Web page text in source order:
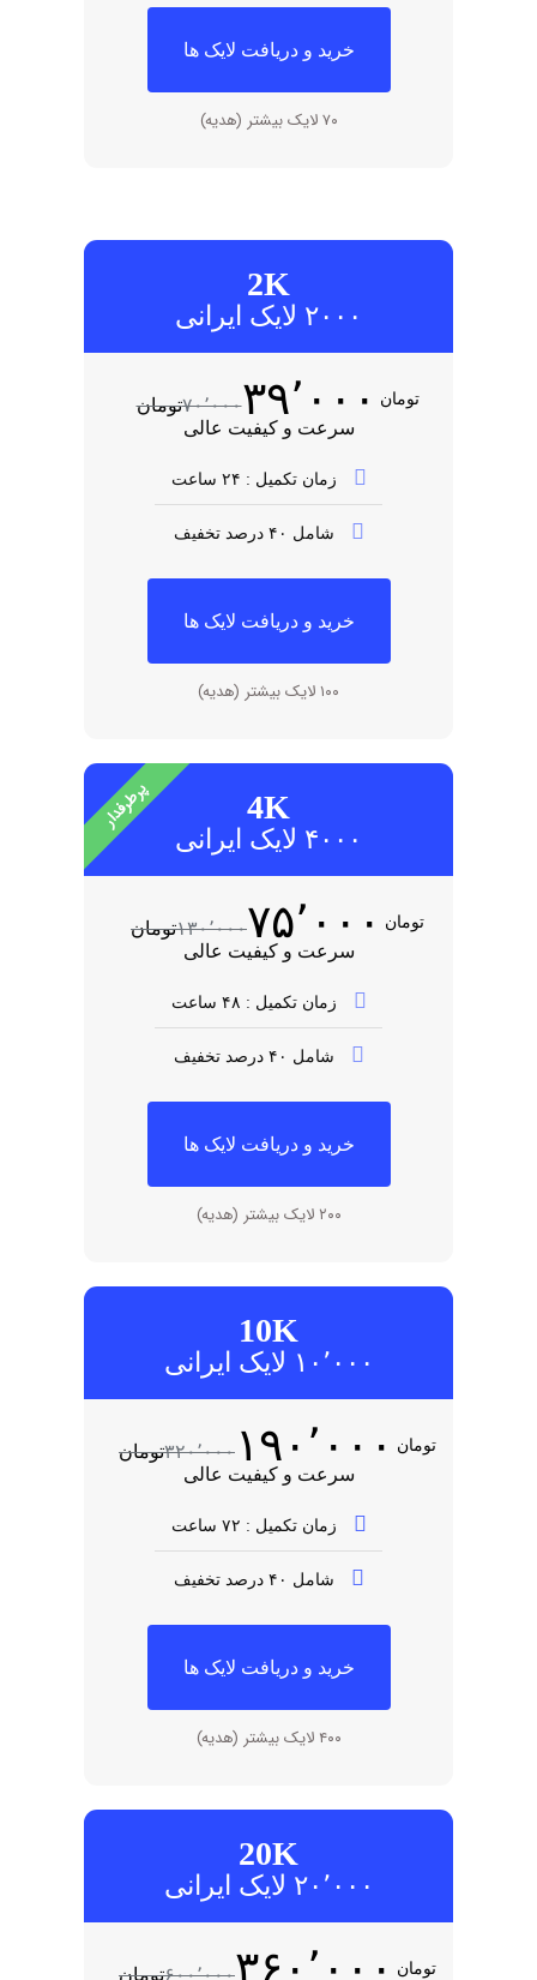
خرید و دریافت لایک ها
۷۰ لایک بیشتر (هدیه)
2K
۲۰۰۰ لایک ایرانی
۷۰٬۰۰۰تومان ۳۹٬۰۰۰ تومان
سرعت و کیفیت عالی
زمان تکمیل : ۲۴ ساعت
شامل ۴۰ درصد تخفیف
خرید و دریافت لایک ها
۱۰۰ لایک بیشتر (هدیه)​
4K
۴۰۰۰ لایک ایرانی
۱۳۰٬۰۰۰تومان ۷۵٬۰۰۰ تومان
سرعت و کیفیت عالی
زمان تکمیل : ۴۸ ساعت
شامل ۴۰ درصد تخفیف
خرید و دریافت لایک ها
۲۰۰ لایک بیشتر (هدیه)
پرطرفدار
10K
۱۰٬۰۰۰ لایک ایرانی
۳۲۰٬۰۰۰تومان ۱۹۰٬۰۰۰ تومان
سرعت و کیفیت عالی
زمان تکمیل : ۷۲ ساعت
شامل ۴۰ درصد تخفیف
خرید و دریافت لایک ها
۴۰۰ لایک بیشتر (هدیه)
20K
۲۰٬۰۰۰ لایک ایرانی
۶۰۰٬۰۰۰تومان ۳۶۰٬۰۰۰ تومان